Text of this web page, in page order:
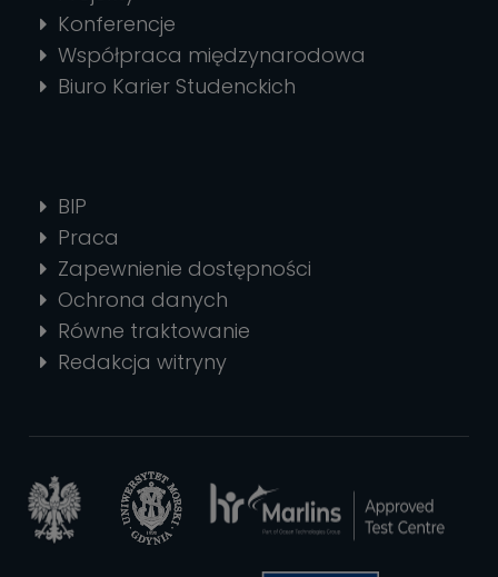
Konferencje
Współpraca międzynarodowa
Biuro Karier Studenckich
BIP
Praca
Zapewnienie dostępności
Ochrona danych
Równe traktowanie
Redakcja witryny